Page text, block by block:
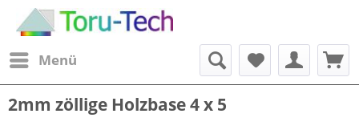
Menü
2mm zöllige Holzbase 4 x 5